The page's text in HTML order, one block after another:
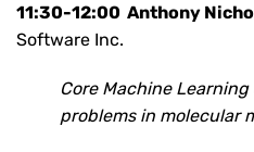
11:30-12:00 Anthony
Software Inc.
Core Machine
problems in molecular